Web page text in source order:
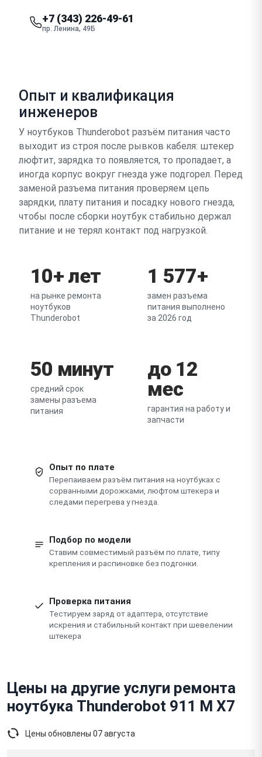
+7 (343) 226-49-61
пр. Ленина, 49Б
Опыт и квалификация
инженеров
У ноутбуков Thunderobot разъём питания часто
выходит из строя после рывков кабеля: штекер
люфтит, зарядка то появляется, то пропадает, а
иногда корпус вокруг гнезда уже подгорел. Перед
заменой разъема питания проверяем цепь
зарядки, плату питания и посадку нового гнезда,
чтобы после сборки ноутбук стабильно держал
питание и не терял контакт под нагрузкой.
10+ лет
на рынке ремонта
ноутбуков
Thunderobot
1 577+
замен разъема
питания выполнено
за 2026 год
50 минут
средний срок
замены разъема
питания
до 12
мес
гарантия на работу и
запчасти
Опыт по плате
Перепаиваем разъём питания на ноутбуках с
сорванными дорожками, люфтом штекера и
следами перегрева у гнезда.
Подбор по модели
Ставим совместимый разъём по плате, типу
крепления и распиновке без подгонки.
Проверка питания
Тестируем заряд от адаптера, отсутствие
искрения и стабильный контакт при шевелении
штекера
Цены на другие услуги ремонта
ноутбука Thunderobot 911 M X7
Цены обновлены 07 августа